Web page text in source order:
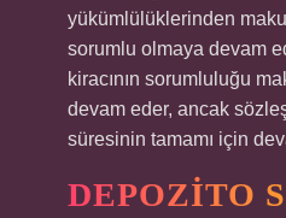
yükümlülüklerinden
sorumlu olmaya devam
kiracının sorumluluğu
devam eder, ancak
süresinin tamamı için
DEPOZITO